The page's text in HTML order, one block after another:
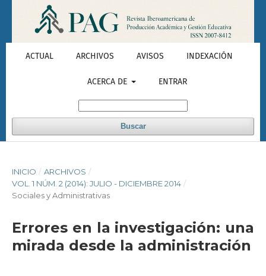
ACTUAL ARCHIVOS AVISOS INDEXACIÓN
ACERCA DE ENTRAR
Buscar
INICIO / ARCHIVOS /
VOL. 1 NÚM. 2 (2014): JULIO - DICIEMBRE 2014 /
Sociales y Administrativas
Errores en la investigación: una
mirada desde la administración